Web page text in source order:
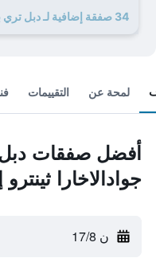
34 صفقة إضافية لـ دبل تري باي هيلتون جوادالاخارا ثينترو إيستوريكو
لمحة عن التقييمات
أفضل صفقات دبل
جوادالاخارا
ن 17/8